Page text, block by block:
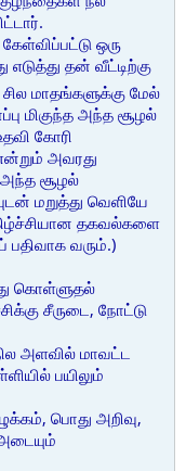
ஒரு
தன் வீட்டிற்கு
மாதங்களுக்கு மேல்
மிகுந்த அந்த சூழல்
கோரி
அவரது
அந்த சூழல்
மறுத்து வெளியே
தகவல்களை
பதிவாக வரும்.)
கொள்ளுதல்
சீருடை, நோட்டு
அளவில் மாவட்ட
பயிலும்
பொது அறிவு,